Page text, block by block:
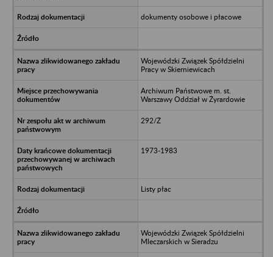
dokumenty osobowe i płacowe
Wojewódzki Związek Spółdzielni
Pracy w Skierniewicach
Archiwum Państwowe m. st.
Warszawy Oddział w Żyrardowie
292/Ż
1973-1983
Listy płac
Wojewódzki Związek Spółdzielni
Mleczarskich w Sieradzu